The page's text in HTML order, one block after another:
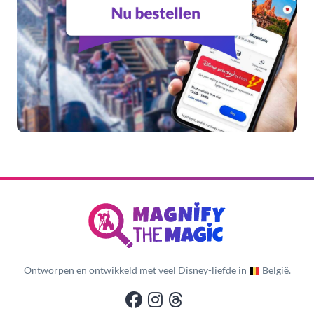
Ontworpen en ontwikkeld met veel Disney-liefde in België.